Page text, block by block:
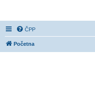
ČPP
Početna